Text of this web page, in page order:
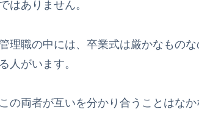
はありません。
理職の中には、卒業式は厳かなもの
人がいます。
の両者が互いを分かり合うことはな